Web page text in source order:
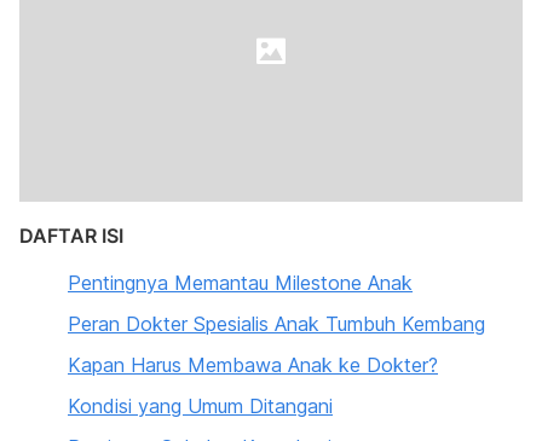
DAFTAR ISI
Pentingnya Memantau Milestone Anak
Peran Dokter Spesialis Anak Tumbuh Kembang
Kapan Harus Membawa Anak ke Dokter?
Kondisi yang Umum Ditangani